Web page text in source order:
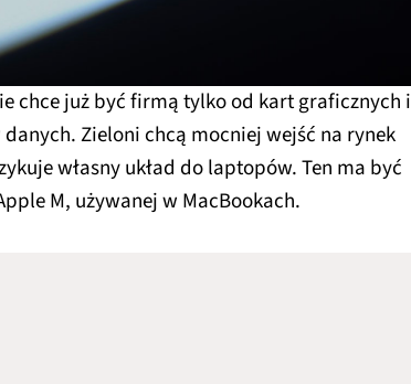
chce już być firmą tylko od kart graficznych i
Zieloni chcą mocniej wejść na rynek
własny układ do laptopów. Ten ma być
M, używanej w MacBookach.